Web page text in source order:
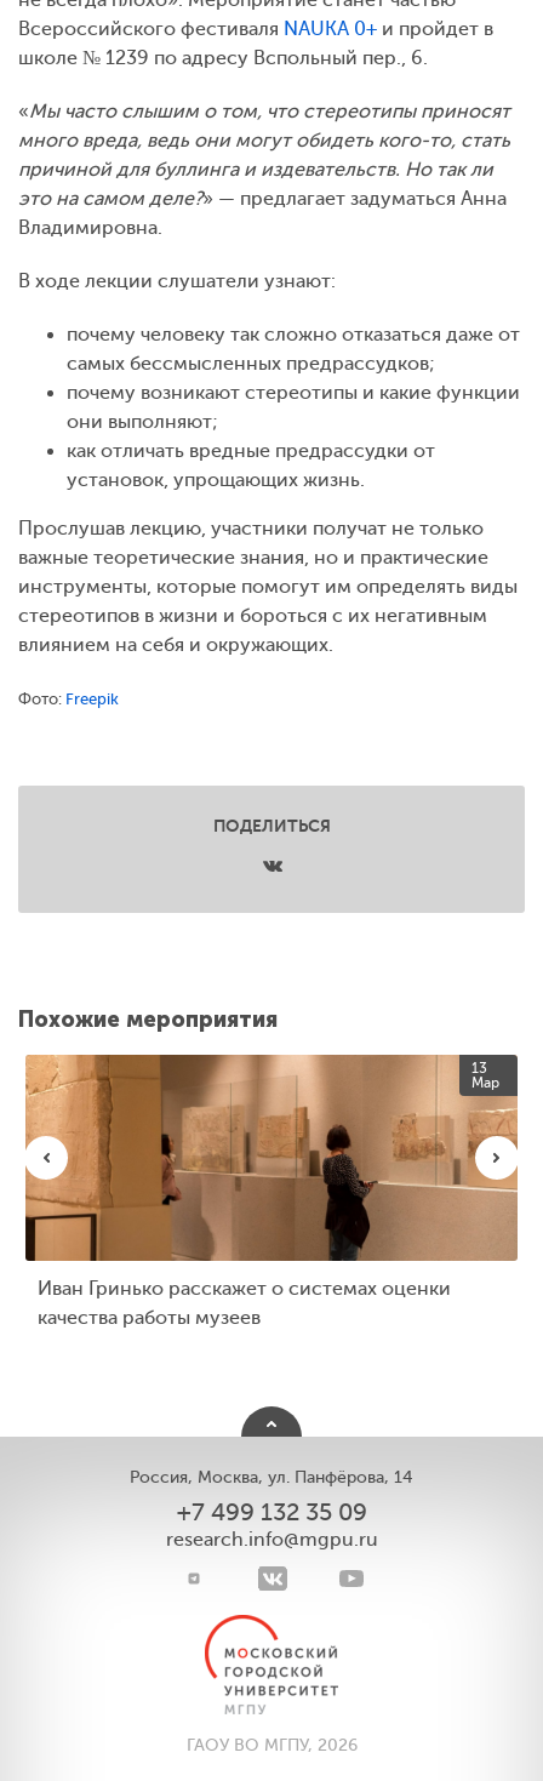
Всероссийского фестиваля NAUKA 0+ и пройдет в
школе № 1239 по адресу Вспольный пер., 6.
«Мы часто слышим о том, что стереотипы приносят
много вреда, ведь они могут обидеть кого-то, стать
причиной для буллинга и издевательств. Но так ли
это на самом деле?» — предлагает задуматься Анна
Владимировна.
В ходе лекции слушатели узнают:
почему человеку так сложно отказаться даже от
самых бессмысленных предрассудков;
почему возникают стереотипы и какие функции
они выполняют;
как отличать вредные предрассудки от
установок, упрощающих жизнь.
Прослушав лекцию, участники получат не только
важные теоретические знания, но и практические
инструменты, которые помогут им определять виды
стереотипов в жизни и бороться с их негативным
влиянием на себя и окружающих.
Фото: Freepik
ПОДЕЛИТЬСЯ
Похожие мероприятия
13
Мар
Иван Гринько расскажет о системах оценки
качества работы музеев
Россия, Москва, ул. Панфёрова, 14
+7 499 132 35 09
research.info@mgpu.ru
ГАОУ ВО МГПУ, 2026